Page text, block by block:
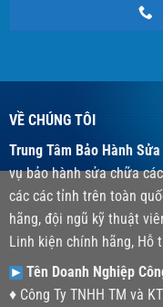
VỀ CHÚNG TÔI
Trung Tâm Bảo Hành
vụ bảo hành sửa chữa
các các tỉnh trên toàn
hãng, đội ngũ kỹ thuật
Linh kiện chính hãng, Hỗ
Tên Doanh Nghiệp
♦ Công Ty TNHH TM và